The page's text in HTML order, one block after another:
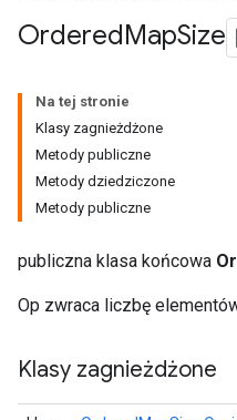
OrderedMapSize
Na tej stronie
Klasy zagnieżdżone
Metody publiczne
Metody dziedziczone
Metody publiczne
publiczna klasa końcowa
Op zwraca liczbę
Klasy zagnieżdżone